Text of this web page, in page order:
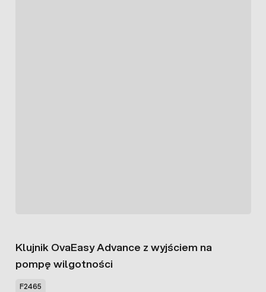
Klujnik OvaEasy Advance z wyjściem na
pompę wilgotności
F2465